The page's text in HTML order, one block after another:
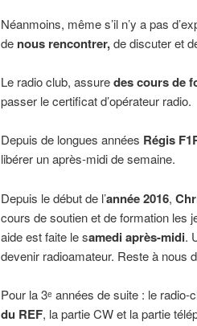
Néanmoins, même s’il n’y a pas
de nous rencontrer,de discuter et
Le radio club, assuredes cours de
passer le certificat d’opérateur radio.
Depuis de longues années Régis
libérer un après-midi de semaine.
Depuis le début de l’année 2016,
cours de soutien et de formation les
aide est faite le samedi après-midi.
devenir radioamateur. Reste à nous
Pour la 3ᵉ années de suite : le
du REF, la partie CW et la partie